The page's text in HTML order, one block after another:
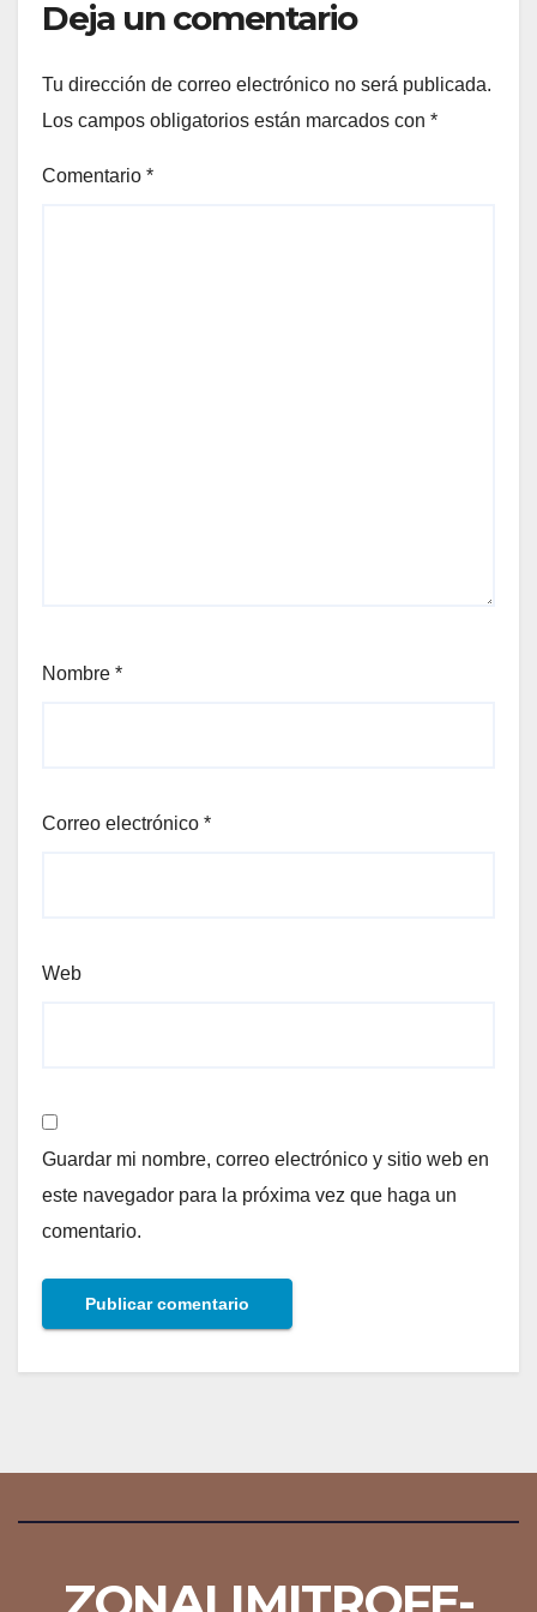
Deja un comentario
Tu dirección de correo electrónico no será publicada.
Los campos obligatorios están marcados con *
Comentario *
Nombre *
Correo electrónico *
Web
Guardar mi nombre, correo electrónico y sitio web en
este navegador para la próxima vez que haga un
comentario.